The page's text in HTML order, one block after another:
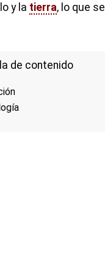
y la tierra, lo que se
de contenido